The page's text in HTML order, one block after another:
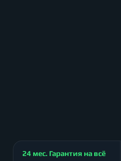
24 мес. Гарантия на всё